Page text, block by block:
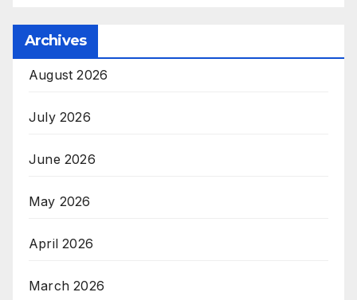
Archives
August 2026
July 2026
June 2026
May 2026
April 2026
March 2026